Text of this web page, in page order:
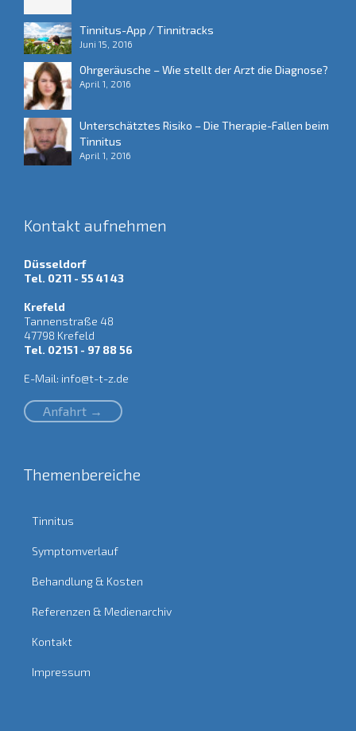
Tinnitus-App / Tinnitracks
Juni 15, 2016
Ohrgeräusche – Wie stellt der Arzt die Diagnose?
April 1, 2016
Unterschätztes Risiko – Die Therapie-Fallen beim
Tinnitus
April 1, 2016
Kontakt aufnehmen
Düsseldorf
Tel. 0211 - 55 41 43
Krefeld
Tannenstraße 48
47798 Krefeld
Tel. 02151 - 97 88 56
E-Mail: info@t-t-z.de
Anfahrt →
Themenbereiche
Tinnitus
Symptomverlauf
Behandlung & Kosten
Referenzen & Medienarchiv
Kontakt
Impressum